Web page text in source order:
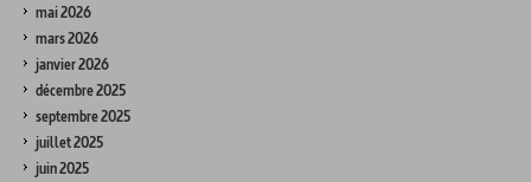
mai 2026
mars 2026
janvier 2026
décembre 2025
septembre 2025
juillet 2025
juin 2025